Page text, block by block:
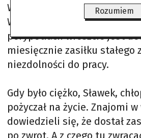
Wisły. Łowił ryby. Nawet opał
W końcu dostał zasiłek, ale
perypetiach wreszcie jest
miesięcznie zasiłku stałego
niezdolności do pracy.
Gdy było ciężko, Sławek,
pożyczał na życie. Znajomi
dowiedzieli się, że dostał
po zwrot. A z czego tu
Rozumiem